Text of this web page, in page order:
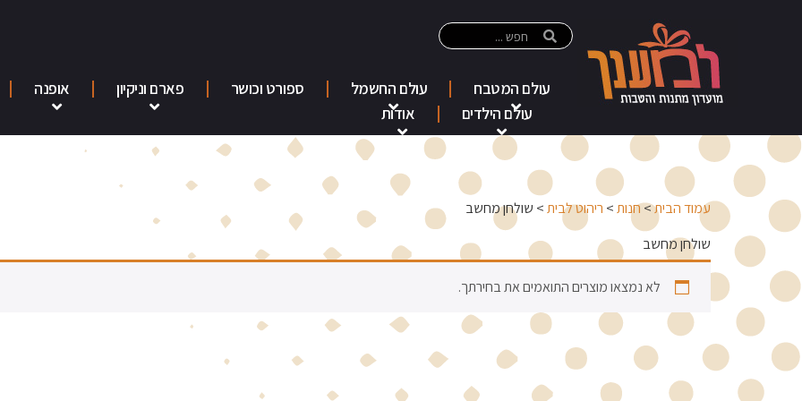
עולם המטבח עולם החשמל ספורט וכושר פארם וניקיון אופנה
עולם הילדים
אודות
עמוד הבית>חנות> ריהוט לבית> שולחן מחשב
שולחן מחשב
לא נמצאו מוצרים התואמים את בחירתך.